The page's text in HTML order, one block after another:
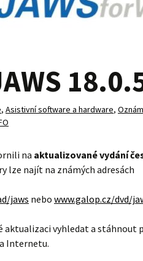
, Asistivní software a hardware,
na aktualizované vydání
lze najít na známých adresách
jaws nebo www.galop.cz/dvd/
vyhledat a stáhnout
Internetu.